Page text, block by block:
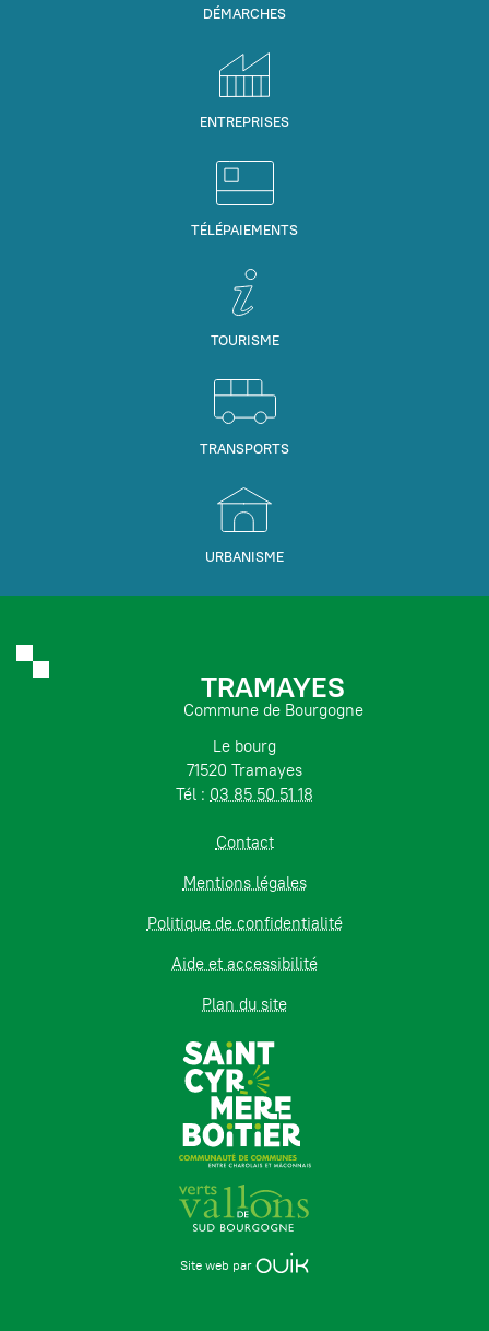
DÉMARCHES
ENTREPRISES
TÉLÉPAIEMENTS
TOURISME
TRANSPORTS
URBANISME
TRAMAYES
Commune de Bourgogne
Le bourg
71520 Tramayes
Tél : 03 85 50 51 18
Contact
Mentions légales
Politique de confidentialité
Aide et accessibilité
Plan du site
Site web par